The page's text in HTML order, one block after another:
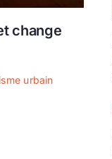
change
urbain